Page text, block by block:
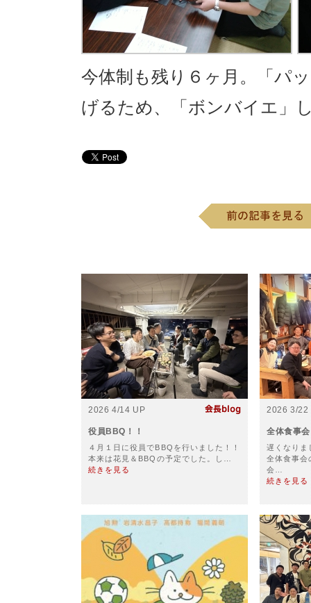
今体制も残り６ヶ月。「パ
げるため、「ボンバイエ」
2026 4/14 UP
役員BBQ！！
４月１日に役員でBBQを行いました！！
本来は花見＆BBQの予定でした。し…
続きを見る
2026 3/22
全体食事
遅くなりま
全体食事会
会…
続きを見る